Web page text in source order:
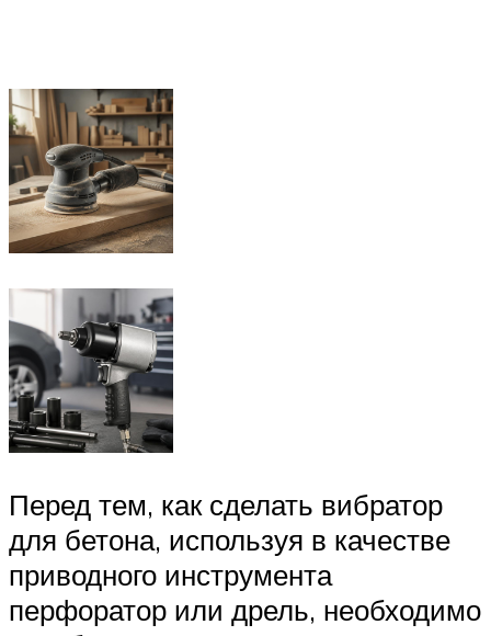
Перед тем, как сделать вибратор
для бетона, используя в качестве
приводного инструмента
перфоратор или дрель, необходимо